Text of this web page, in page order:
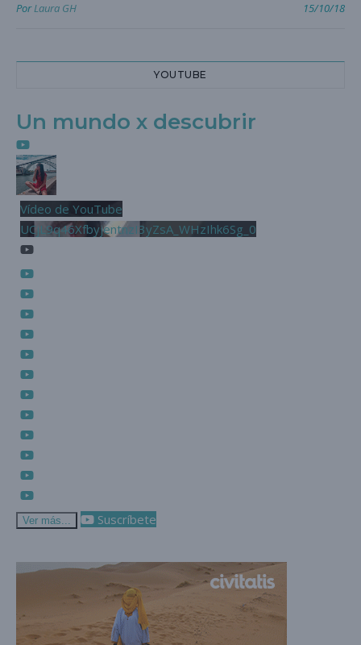
PorLaura GH 15/10/18
YOUTUBE
Un mundo x descubrir
Vídeo de YouTube
UCjL9q46XfbyjentnzI3yZsA_WHzIhk6Sg_0
Ver más... Suscríbete